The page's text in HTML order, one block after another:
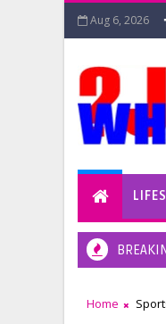
Aug 6, 2026
Home